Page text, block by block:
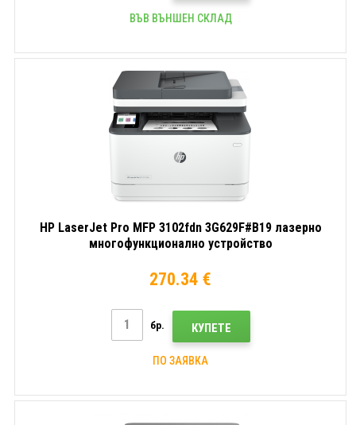
ВЪВ ВЪНШЕН СКЛАД
HP LaserJet Pro MFP 3102fdn 3G629F#B19 лазерно
многофункционално устройство
270.34 €
бр. КУПЕТЕ
ПО ЗАЯВКА